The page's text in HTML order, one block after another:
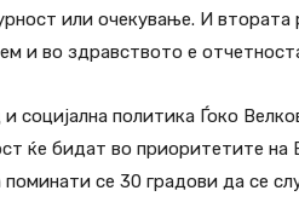
или очекување. И
и во здравството е
социјална политика Ѓоко
ќе бидат во приоритетите
се 30 градови да се